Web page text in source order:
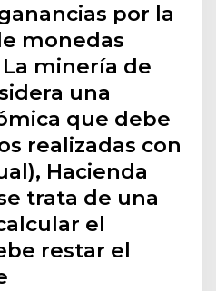
por la
monedas
minería de
una
que debe
realizadas con
Hacienda
trata de una
el
restar el